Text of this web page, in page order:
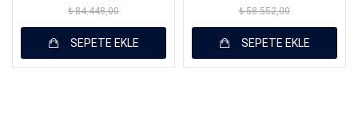
₺ 84.448,00
SEPETE EKLE
₺ 58.552,00
SEPETE EKLE